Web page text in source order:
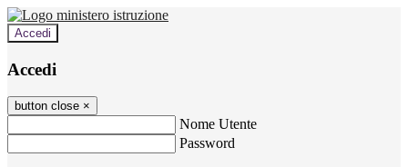
Accedi
Accedi
button close ×
Nome Utente
Password